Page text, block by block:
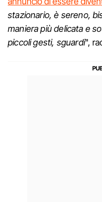
stazionario, è sereno,
maniera più delicata e
piccoli gesti, sguardi",